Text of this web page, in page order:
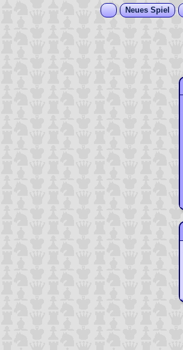
Neues Spiel